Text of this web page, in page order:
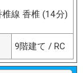
線 香椎 (14分)
9階建て / RC